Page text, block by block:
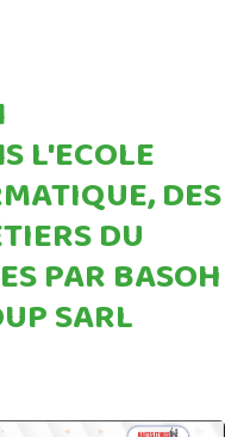
L'ECOLE
DES
DU
PAR BASOH
SARL